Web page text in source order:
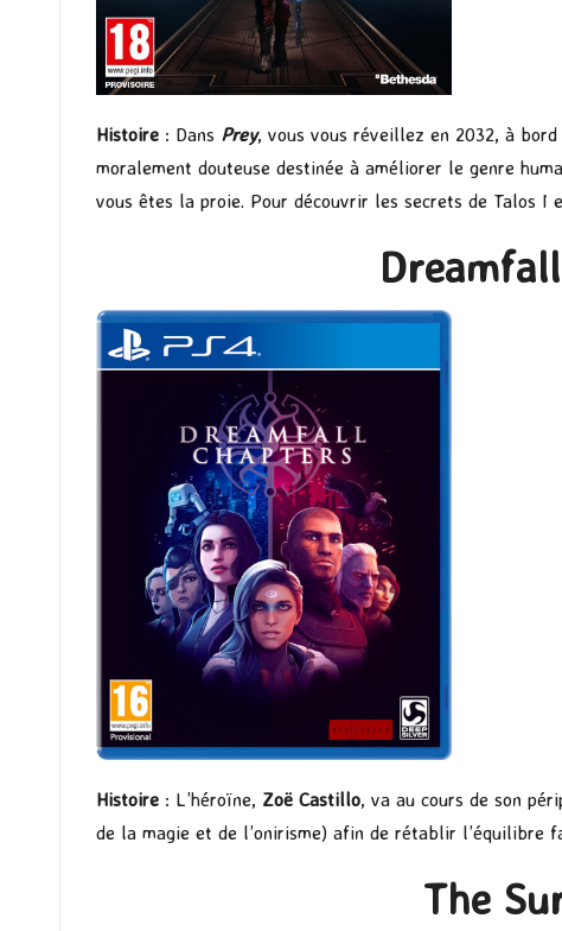
Histoire : Dans Prey, vous vous réveillez en 2032, à
moralement douteuse destinée à améliorer le genre
vous êtes la proie. Pour découvrir les secrets de Talos I
Histoire : L’héroïne, Zoë Castillo, va au cours de son
de la magie et de l’onirisme) afin de rétablir l’équilibre
The